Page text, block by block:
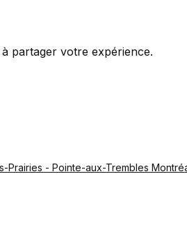
partager votre expérience.
Prairies - Pointe-aux-Trembles